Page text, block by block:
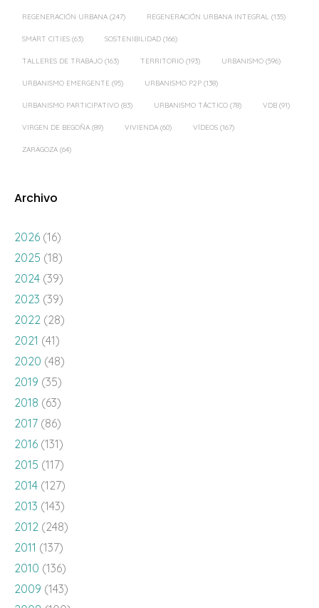
REGENERACIÓN URBANA (247) REGENERACIÓN URBANA INTEGRAL (135)
SMART CITIES (63) SOSTENIBILIDAD (166)
TALLERES DE TRABAJO (163) TERRITORIO (193) URBANISMO (596)
URBANISMO EMERGENTE (95) URBANISMO P2P (138)
URBANISMO PARTICIPATIVO (83) URBANISMO TÁCTICO (78) VDB (91)
VIRGEN DE BEGOÑA (89) VIVIENDA (60) VÍDEOS (167)
ZARAGOZA (64)
Archivo
2026 (16)
2025 (18)
2024 (39)
2023 (39)
2022 (28)
2021 (41)
2020 (48)
2019 (35)
2018 (63)
2017 (86)
2016 (131)
2015 (117)
2014 (127)
2013 (143)
2012 (248)
2011 (137)
2010 (136)
2009 (143)